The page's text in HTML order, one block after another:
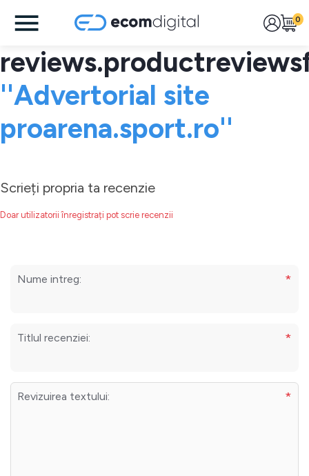
0
Advertorial site
proarena.sport.ro
Scrieți propria ta recenzie
Doar utilizatorii înregistrați pot scrie recenzii
Nume intreg: *
Titlul recenziei: *
Revizuirea textului: *